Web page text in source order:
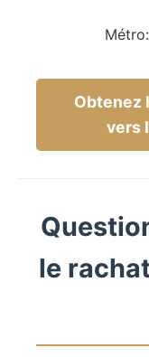
Obtenez
vers
le